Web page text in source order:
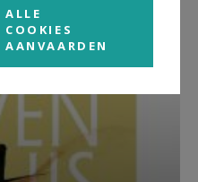
ALLE
COOKIES
AANVAARDEN